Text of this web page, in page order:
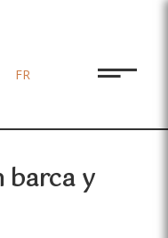
FR
barca y